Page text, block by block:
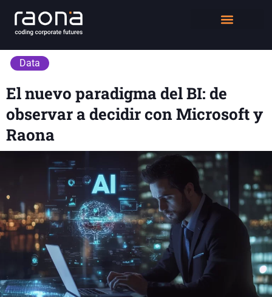
Data
El nuevo paradigma del BI: de
observar a decidir con Microsoft y
Raona